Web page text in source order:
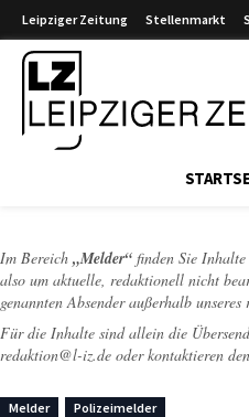
Leipziger Zeitung Stellenmarkt
Im Bereich „Melder“ finden Sie
also um aktuelle, redaktionell nicht
genannten Absender außerhalb
Für die Inhalte sind allein die
redaktion@l-iz.de oder kontaktieren
Melder Polizeimelder